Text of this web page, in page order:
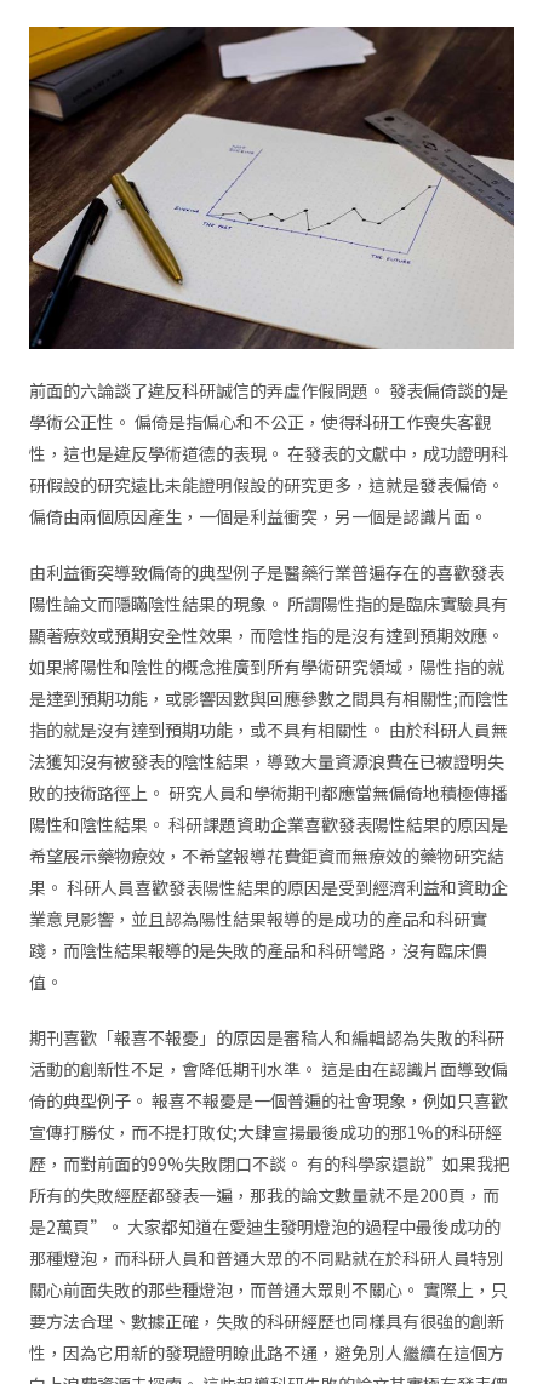
前面的六論談了違反科研誠信的弄虛作假問題。 發表偏倚談的是
學術公正性。 偏倚是指偏心和不公正，使得科研工作喪失客觀
性，這也是違反學術道德的表現。 在發表的文獻中，成功證明科
研假設的研究遠比未能證明假設的研究更多，這就是發表偏倚。
偏倚由兩個原因產生，一個是利益衝突，另一個是認識片面。
由利益衝突導致偏倚的典型例子是醫藥行業普遍存在的喜歡發表
陽性論文而隱瞞陰性結果的現象。 所謂陽性指的是臨床實驗具有
顯著療效或預期安全性效果，而陰性指的是沒有達到預期效應。
如果將陽性和陰性的概念推廣到所有學術研究領域，陽性指的就
是達到預期功能，或影響因數與回應參數之間具有相關性;而陰性
指的就是沒有達到預期功能，或不具有相關性。 由於科研人員無
法獲知沒有被發表的陰性結果，導致大量資源浪費在已被證明失
敗的技術路徑上。 研究人員和學術期刊都應當無偏倚地積極傳播
陽性和陰性結果。 科研課題資助企業喜歡發表陽性結果的原因是
希望展示藥物療效，不希望報導花費鉅資而無療效的藥物研究結
果。 科研人員喜歡發表陽性結果的原因是受到經濟利益和資助企
業意見影響，並且認為陽性結果報導的是成功的產品和科研實
踐，而陰性結果報導的是失敗的產品和科研彎路，沒有臨床價
值。
期刊喜歡「報喜不報憂」的原因是審稿人和編輯認為失敗的科研
活動的創新性不足，會降低期刊水準。 這是由在認識片面導致偏
倚的典型例子。 報喜不報憂是一個普遍的社會現象，例如只喜歡
宣傳打勝仗，而不提打敗仗;大肆宣揚最後成功的那1%的科研經
歷，而對前面的99%失敗閉口不談。 有的科學家還說”如果我把
所有的失敗經歷都發表一遍，那我的論文數量就不是200頁，而
是2萬頁”。 大家都知道在愛迪生發明燈泡的過程中最後成功的
那種燈泡，而科研人員和普通大眾的不同點就在於科研人員特別
關心前面失敗的那些種燈泡，而普通大眾則不關心。 實際上，只
要方法合理、數據正確，失敗的科研經歷也同樣具有很強的創新
性，因為它用新的發現證明瞭此路不通，避免別人繼續在這個方